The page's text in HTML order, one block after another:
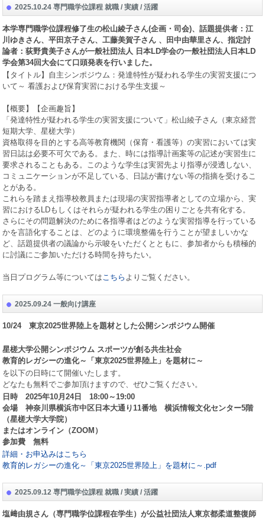
2025.10.24 専門職学位課程 就職 / 実績 / 活躍
本学専門職学位課程修了生の松山綾子さん(企画・司会)、話題提供者：江
川ゆきさん、平田京子さん、工藤美賀子さん 、田中由華里さん、指定討
論者：荻野貴美子さんが一般社団法人 日本LD学会の一般社団法人日本LD
学会第34回大会にて口頭発表を行いました。
【タイトル】自主シンポジウム：発達特性が疑われる学生の実習支援につ
いて～ 看護および保育実習における学生支援～
【概要】【企画趣旨】
「発達特性が疑われる学生の実習支援について」松山綾子さん（東京経営
短期大学、星槎大学）
資格取得を目的とする高等教育機関（保育・看護等）の実習においては実
習日誌は必要不可欠である。また、時には指導計画案等の記述が実習生に
要求されることもある。このような学生は実習先より指導が浸透しない、
コミュニケーションが不足している、日誌が書けない等の指摘を受けるこ
とがある。
これらを踏まえ指導校教員または現場の実習指導者としての立場から、実
習における LDもしくはそれらが疑われる学生の困りごとを共有化する。
さらにその問題解決のために各指導者はどのような実習指導を行っている
かを言語化することは、どのように環境整備を行うことが望ましいかな
ど、話題提供者の議論から示唆をいただくとともに、参加者からも積極的
に討議にご参加いただける時間を持ちたい。
当日プログラム等についてはこちら よりご覧ください。
2025.09.24 一般向け講座
10/24東京2025世界陸上を題材とした公開シンポジウム開催
星槎大学公開シンポジウム スポーツが創る共生社会
教育的レガシーの進化～「東京2025世界陸上」を題材に～
を以下の日時にて開催いたします。
どなたも無料でご参加頂けますので、ぜひご覧ください。
日時 2025年10月 24日 18:00～19:00
会場 神奈川県横浜市中区日本大通り11番地 横浜情報文化センター5階
（星槎大学大学院）
またはオンライン（ZOOM ）
参加費 無料
詳細・お申込みはこちら
教育的レガシーの進化～「東京2025世界陸上」を題材に～.pdf
2025.09.12 専門職学位課程 就職 / 実績 / 活躍
塩﨑由規さん（専門職学位課程在学生）が公益社団法人東京都柔道整復師